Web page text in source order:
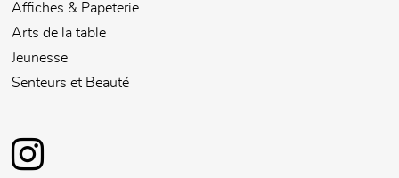
Affiches & Papeterie
Arts de la table
Jeunesse
Senteurs et Beauté